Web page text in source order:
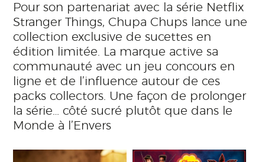
Pour son partenariat avec la série Netflix
Stranger Things, Chupa Chups lance une
collection exclusive de sucettes en
édition limitée. La marque active sa
communauté avec un jeu concours en
ligne et de l’influence autour de ces
packs collectors. Une façon de prolonger
la série… côté sucré plutôt que dans le
Monde à l’Envers